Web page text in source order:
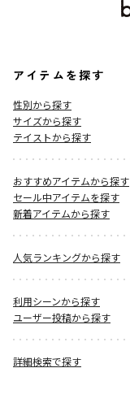
アイテムを探す
性別から探す
サイズから探す
テイストから探す
おすすめアイテムから探す
セール中アイテムを探す
新着アイテムから探す
人気ランキングから探す
利用シーンから探す
ユーザー投稿から探す
詳細検索で探す